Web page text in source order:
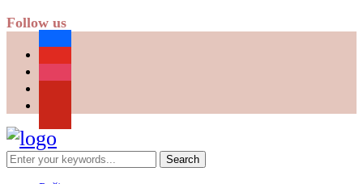
Follow us